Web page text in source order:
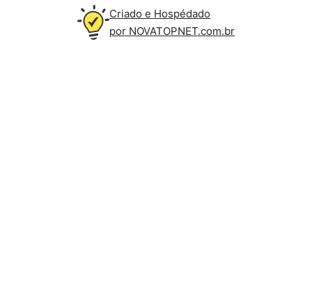
Criado e Hospédado
por NOVATOPNET.com.br